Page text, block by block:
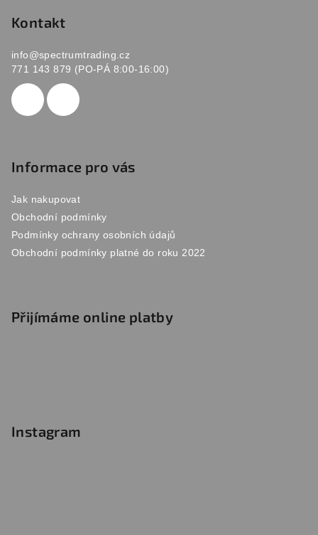
Kontakt
info@spectrumtrading.cz
771 143 879 (PO-PÁ 8:00-16:00)
Informace pro vás
Jak nakupovat
Obchodní podmínky
Podmínky ochrany osobních údajů
Obchodní podmínky platné do roku 2022
Přijímáme online platby
Instagram